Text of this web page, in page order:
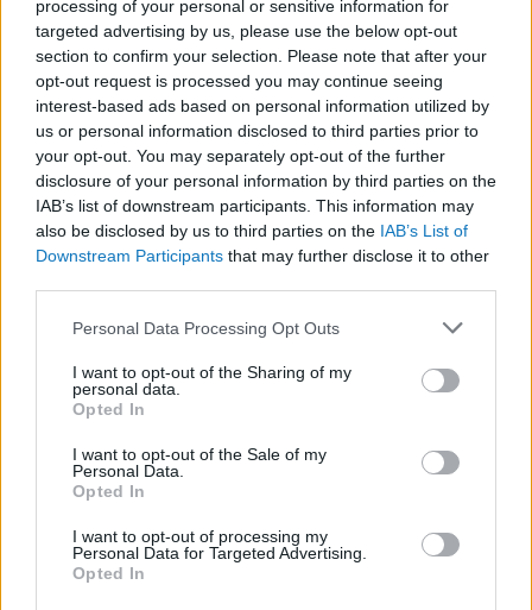
processing of your personal or sensitive information for
targeted advertising by us, please use the below opt-out
section to confirm your selection. Please note that after your
opt-out request is processed you may continue seeing
interest-based ads based on personal information utilized by
us or personal information disclosed to third parties prior to
your opt-out. You may separately opt-out of the further
disclosure of your personal information by third parties on the
IAB’s list of downstream participants. This information may
also be disclosed by us to third parties on the IAB’s List of
Downstream Participants that may further disclose it to other
Please note that this website/app uses one or more Google
not limited to your visit or usage behaviour. You may click to
grant or deny consent to Google and its third-party tags to
use your data for below specified purposes in below Google
consent section.
Personal Data Processing Opt Outs
I want to opt-out of the Sharing of my
personal data.
Opted In
I want to opt-out of the Sale of my
Personal Data.
Opted In
I want to opt-out of processing my
Personal Data for Targeted Advertising.
Opted In
Tetszik 0
Last minute karácsonyi
ajándék ötletek - 5000
forint alatt
BY:NOVÁK DORKA2021. DEC 15.
Irigylem azokat, akik már hetek, vagy akár hónapok